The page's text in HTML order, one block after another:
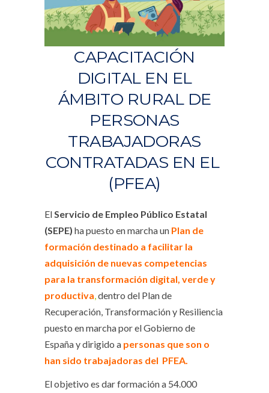
CAPACITACIÓN
DIGITAL EN EL
ÁMBITO RURAL DE
PERSONAS
TRABAJADORAS
CONTRATADAS EN EL
(PFEA)
ElServicio de Empleo Público Estatal
(SEPE) ha puesto en marcha un Plan de
formación destinado a facilitar la
adquisición de nuevas competencias
para la transformación digital, verde y
productiva,dentro del Plan de
Recuperación, Transformación y Resiliencia
puesto en marcha por el Gobierno de
España y dirigido a personas que son o
han sido trabajadoras del PFEA.
El objetivo es dar formación a 54.000